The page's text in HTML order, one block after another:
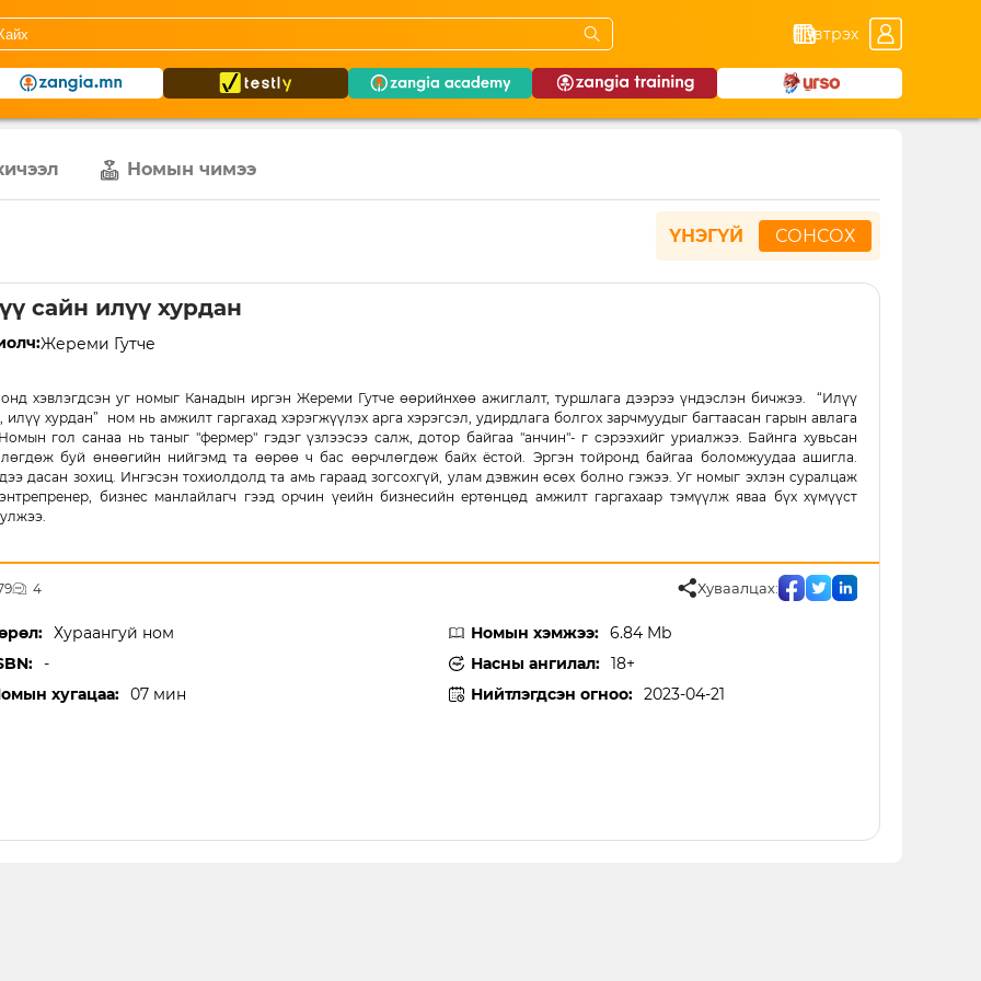
Нэвтрэх
Номын чимээ
ҮНЭГҮЙ СОНСОХ
сайн илүү хурдан
Жереми Гутче
онд хэвлэгдсэн уг номыг Канадын иргэн Жереми Гутче өөрийнхөө ажиглалт, туршлага дээрээ үндэслэн бичжээ. “Илүү
илүү хурдан” ном нь амжилт гаргахад хэрэгжүүлэх арга хэрэгсэл, удирдлага болгох зарчмуудыг багтаасан гарын авлага
гол санаа нь таныг "фермер" гэдэг үзлээсээ салж, дотор байгаа "анчин"- г сэрээхийг уриалжээ. Байнга хувьсан
буй өнөөгийн нийгэмд та өөрөө ч бас өөрчлөгдөж байх ёстой. Эргэн тойронд байгаа боломжуудаа ашигла.
дасан зохиц. Ингэсэн тохиолдолд та амь гараад зогсохгүй, улам дэвжин өсөх болно гэжээ. Уг номыг эхлэн суралцаж
бизнес манлайлагч гээд орчин үеийн бизнесийн ертөнцөд амжилт гаргахаар тэмүүлж яваа бүх хүмүүст
4 Хуваалцах:
Хураангуй ном Номын хэмжээ: 6.84 Mb
- Насны ангилал: 18+
хугацаа: 07 мин Нийтлэгдсэн огноо: 2023-04-21